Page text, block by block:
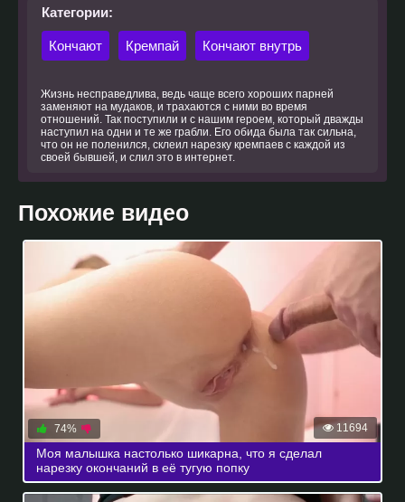
Категории:
Кончают Кремпай Кончают внутрь
Жизнь несправедлива, ведь чаще всего хороших парней
заменяют на мудаков, и трахаются с ними во время
отношений. Так поступили и с нашим героем, который дважды
наступил на одни и те же грабли. Его обида была так сильна,
что он не поленился, склеил нарезку кремпаев с каждой из
своей бывшей, и слил это в интернет.
Похожие видео
11694
74%
Моя малышка настолько шикарна, что я сделал
нарезку окончаний в её тугую попку